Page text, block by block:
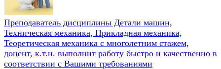
Преподаватель дисциплины Детали машин,
Техническая механика, Прикладная механика,
Теоретическая механика с многолетним стажем,
доцент, к.т.н. выполнит работу быстро и качественно в
соответствии с Вашими требованиями